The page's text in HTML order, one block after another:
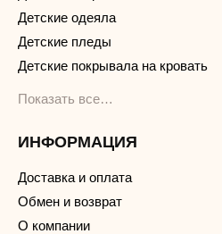
Детские одеяла
Детские пледы
Детские покрывала на кровать
Показать все…
ИНФОРМАЦИЯ
Доставка и оплата
Обмен и возврат
О компании